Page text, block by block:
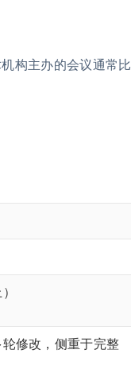
构主办的会议通常比
修改，侧重于完整